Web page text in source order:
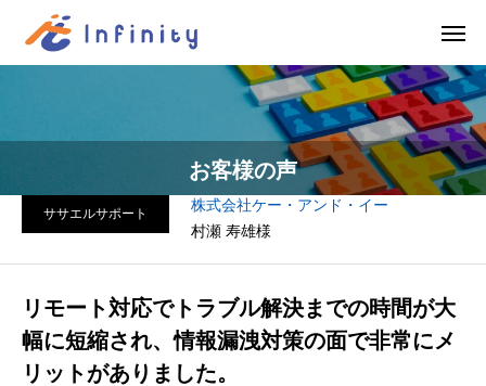
お客様の声
ササエルサポート
株式会社ケー・アンド・イー
村瀬 寿雄様
リモート対応でトラブル解決までの時間が大
幅に短縮され、情報漏洩対策の面で非常にメ
リットがありました。